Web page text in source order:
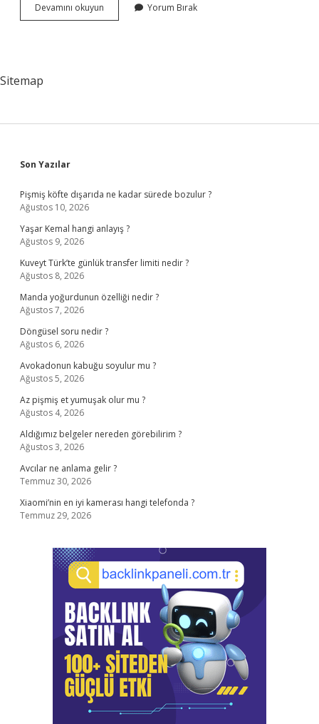
Devamını okuyun Avustralya
Turklerden
Yorum Bırak
Sitemap
Sidebar
Son Yazılar
Pişmiş köfte dışarıda ne kadar sürede bozulur ?
Ağustos 10, 2026
Yaşar Kemal hangi anlayış ?
Ağustos 9, 2026
Kuveyt Türk’te günlük transfer limiti nedir ?
Ağustos 8, 2026
Manda yoğurdunun özelliği nedir ?
Ağustos 7, 2026
Döngüsel soru nedir ?
Ağustos 6, 2026
Avokadonun kabuğu soyulur mu ?
Ağustos 5, 2026
Az pişmiş et yumuşak olur mu ?
Ağustos 4, 2026
Aldığımız belgeler nereden görebilirim ?
Ağustos 3, 2026
Avcılar ne anlama gelir ?
Temmuz 30, 2026
Xiaomi’nin en iyi kamerası hangi telefonda ?
Temmuz 29, 2026